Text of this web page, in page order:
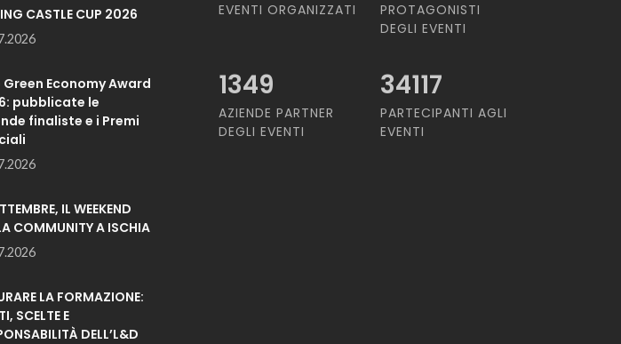
CASTLE CUP 2026
Green Economy Award
pubblicate le
finaliste e i Premi
IL WEEKEND
COMMUNITY A ISCHIA
LA FORMAZIONE:
SCELTE E
DELL’L&D
EVENTI ORGANIZZATI
PROTAGONISTI
DEGLI EVENTI
1349
AZIENDE PARTNER
DEGLI EVENTI
34117
PARTECIPANTI AGLI
EVENTI